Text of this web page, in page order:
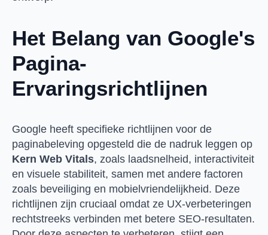
Het Belang van Google's
Pagina-
Ervaringsrichtlijnen
Google heeft specifieke richtlijnen voor de
paginabeleving opgesteld die de nadruk leggen op
Kern Web Vitals, zoals laadsnelheid, interactiviteit
en visuele stabiliteit, samen met andere factoren
zoals beveiliging en mobielvriendelijkheid. Deze
richtlijnen zijn cruciaal omdat ze UX-verbeteringen
rechtstreeks verbinden met betere SEO-resultaten.